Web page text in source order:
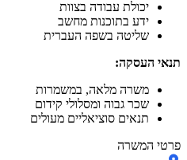
יכולת עבודה בצוות
ידע בתוכנות מחשב
שליטה בשפה העברית
תנאי העסקה:
משרה מלאה, במשמרות
שכר גבוה ומסלולי קידום
תנאים סוציאליים מעולים
פרטי המשרה